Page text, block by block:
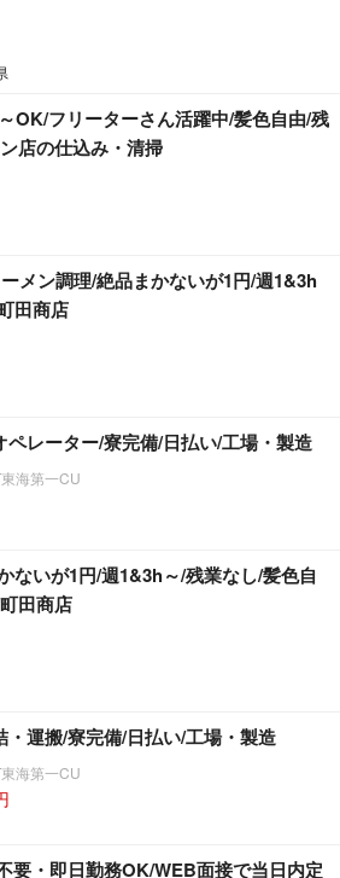
OK/フリーターさん活躍中/髪色自由/残
店の仕込み・清掃
メン調理/絶品まかないが1円/週1&3h
田商店
ペレーター/寮完備/日払い/工場・製造
海第一CU
ないが1円/週1&3h～/残業なし/髪色自
田商店
運搬/寮完備/日払い/工場・製造
海第一CU
要・即日勤務OK/WEB面接で当日内定